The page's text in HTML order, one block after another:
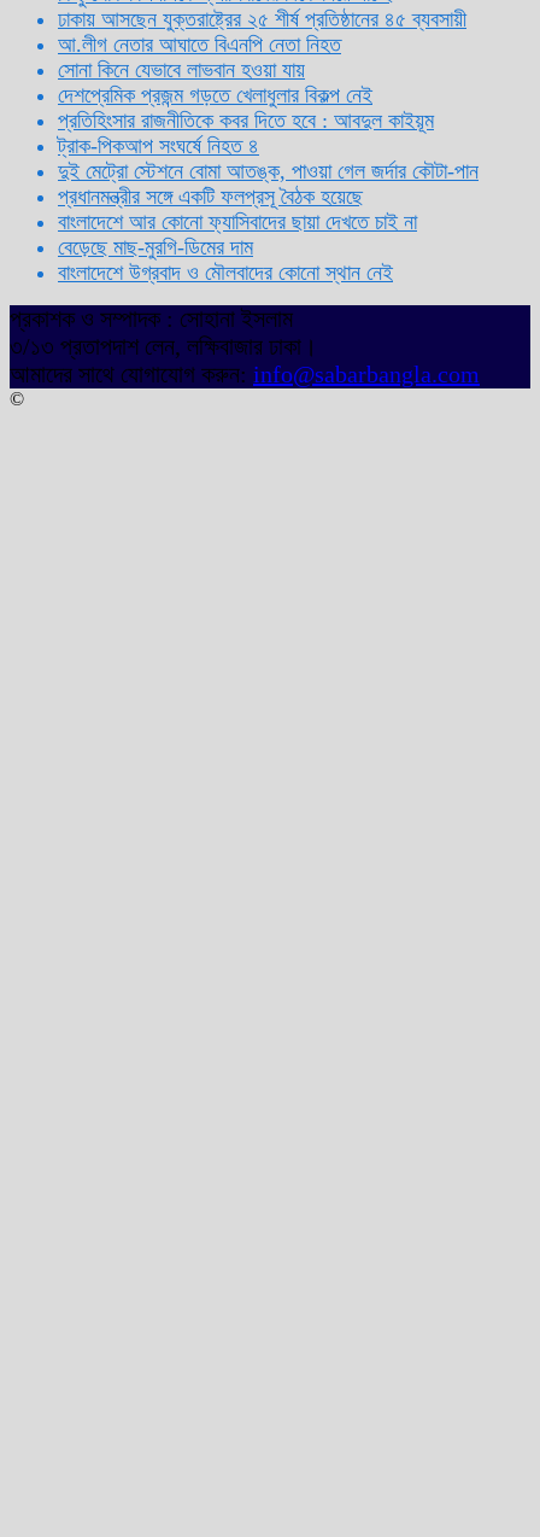
ঢাকায় আসছেন যুক্তরাষ্ট্রের ২৫ শীর্ষ প্রতিষ্ঠানের ৪৫ ব্যবসায়ী
আ.লীগ নেতার আঘাতে বিএনপি নেতা নিহত
সোনা কিনে যেভাবে লাভবান হওয়া যায়
দেশপ্রেমিক প্রজন্ম গড়তে খেলাধুলার বিকল্প নেই
প্রতিহিংসার রাজনীতিকে কবর দিতে হবে : আবদুল কাইয়ূম
ট্রাক-পিকআপ সংঘর্ষে নিহত ৪
দুই মেট্রো স্টেশনে বোমা আতঙ্ক, পাওয়া গেল জর্দার কৌটা-পান
প্রধানমন্ত্রীর সঙ্গে একটি ফলপ্রসূ বৈঠক হয়েছে
বাংলাদেশে আর কোনো ফ্যাসিবাদের ছায়া দেখতে চাই না
বেড়েছে মাছ-মুরগি-ডিমের দাম
বাংলাদেশে উগ্রবাদ ও মৌলবাদের কোনো স্থান নেই
প্রকাশক ও সম্পাদক : সোহানা ইসলাম
৩/১৩ প্রতাপদাশ লেন, লক্ষিবাজার ঢাকা।
আমাদের সাথে যোগাযোগ করুন: info@sabarbangla.com
©